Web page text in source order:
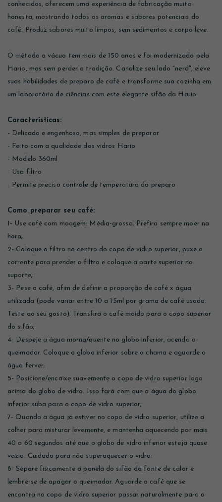
conhecidos, oferecem uma experiência de fabricação muito
honesta, mostrando todos os aromas e sabores potenciais do
café. Produz sabores muito limpos, sem sedimentos e corpo leve.
O método a vácuo tem mais de 150 anos e foi modernizado pela
Hario, mas sem perder a tradição. Canalize seu lado "nerd", eleve
suas habilidades de preparo de café e transforme sua cozinha em
um laboratório de ciências com este elegante sifão da Hario.
Características:
- Delicado e engenhoso, mas simples de preparar
- Feito com a qualidade dos vidros Hario
- Modelo 360ml
- Usa filtro
- Permite preciso controle de temperatura do preparo
Como preparar seu café:
1- Use café com moagem: Média-grossa. Prefira sempre moer na
hora;
2- Coloque o filtro no centro do copo de vidro superior, puxe a
corrente para prender o filtro e coloque a parte superior no
suporte;
3- Pese o café, afim de definir a proporção de café x água
utilizada (pode variar entre 10 a 15ml por grama de café usado.
Teste ao seu gosto). Transfira o café moído para o copo superior
do sifão;
4- Despeje a água morna/quente no globo inferior, acenda o
queimador. Coloque o globo inferior sobre a chama e aguarde a
água ferver;
5- Posicione/encaixe suavemente o copo de vidro superior logo
acima do globo de vidro. Isso fará com que a água do globo
inferior suba para o copo de vidro superior;
7- Quando a água já estiver no copo de vidro superior, utilize a
colher para misturar levemente, e mantenha aquecendo por mais
40 a 60 segundos até que o globo de vidro inferior esteja quase
vazio. Cuidado para não superaquecer o vidro;
8- Separe fisicamente a panela do sifão da fonte de calor e
lembre-se de apagar o queimador. Aguarde o café que se
encontra no copo de vidro superior passar naturalmente para o